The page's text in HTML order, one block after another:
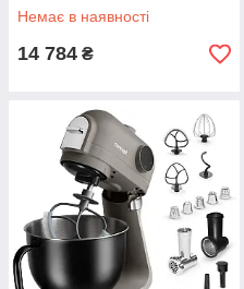
Немає в наявності
14 784 ₴